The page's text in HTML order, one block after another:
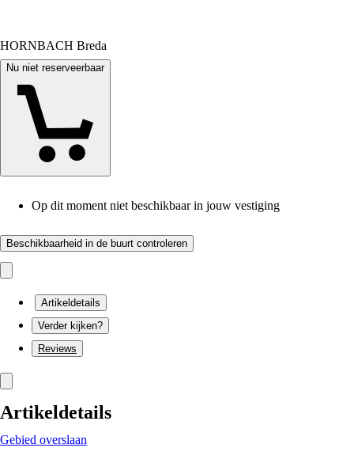
HORNBACH Breda
Nu niet reserveerbaar
Op dit moment niet beschikbaar in jouw vestiging
Beschikbaarheid in de buurt controleren
Artikeldetails
Verder kijken?
Reviews
Artikeldetails
Gebied overslaan